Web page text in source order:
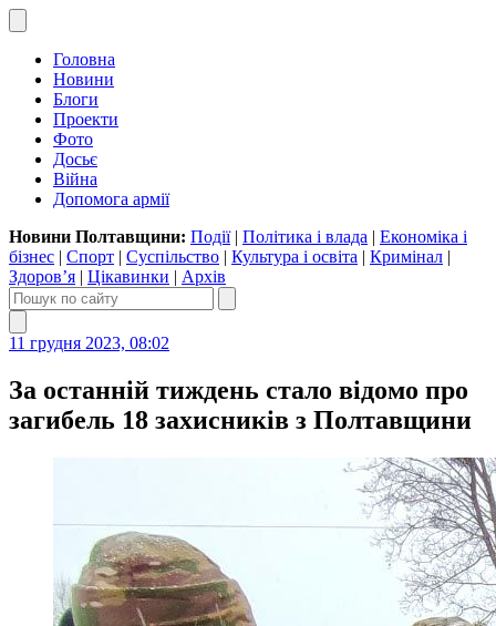
Головна
Новини
Блоги
Проекти
Фото
Досьє
Війна
Допомога армії
Новини Полтавщини: Події| Політика і влада | Економіка і
бізнес | Спорт | Суспільство | Культура і освіта | Кримінал |
Здоров’я | Цікавинки | Архів
11 грудня 2023, 08:02
За останній тиждень стало відомо про
загибель 18 захисників з Полтавщини